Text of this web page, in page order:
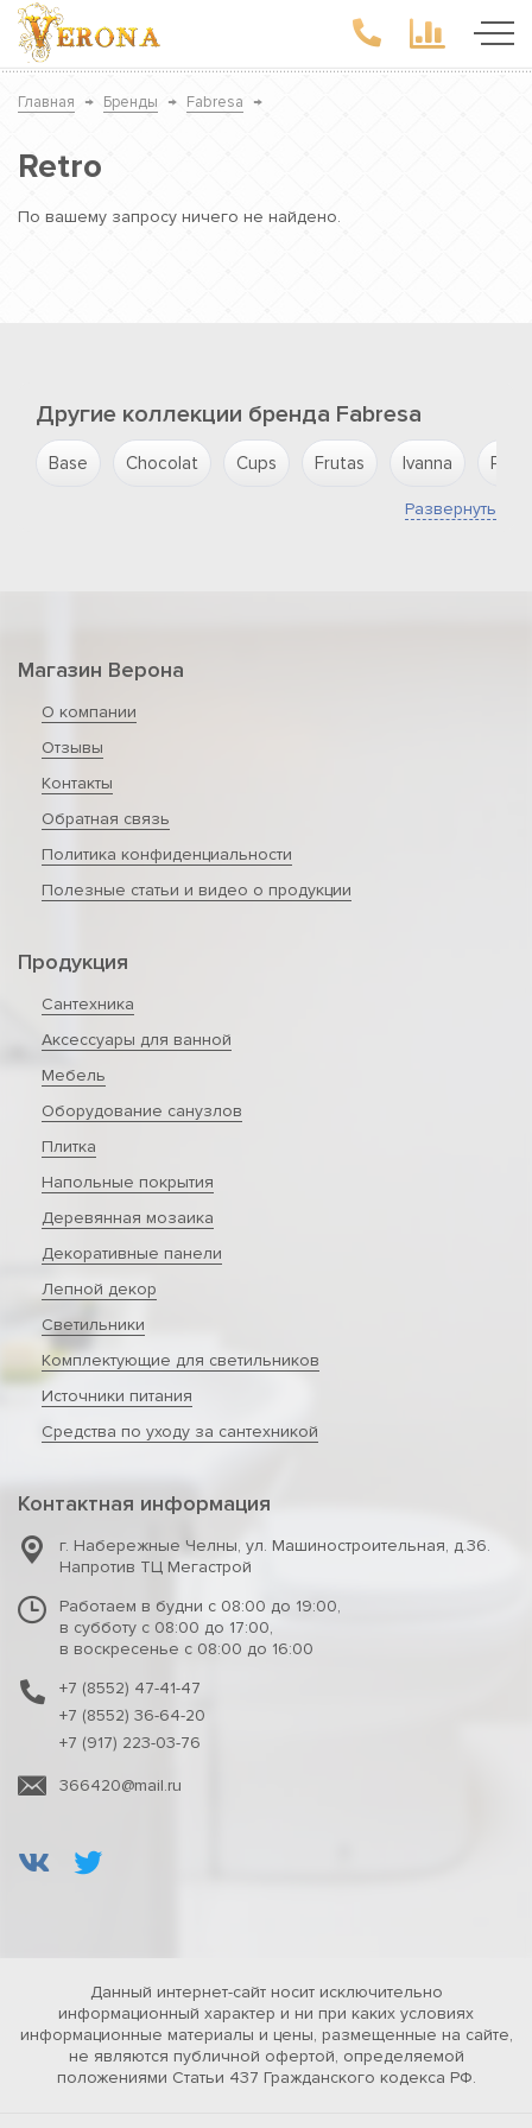
Главная → Бренды → Fabresa →
Retro
По вашему запросу ничего не найдено.
Другие коллекции бренда Fabresa
Base Chocolat Cups Frutas Ivanna
Развернуть
Магазин Верона
О компании
Отзывы
Контакты
Обратная связь
Политика конфиденциальности
Полезные статьи и видео о продукции
Продукция
Сантехника
Аксессуары для ванной
Мебель
Оборудование санузлов
Плитка
Напольные покрытия
Деревянная мозаика
Декоративные панели
Лепной декор
Светильники
Комплектующие для светильников
Источники питания
Средства по уходу за сантехникой
Контактная информация
г. Набережные Челны, ул. Машиностроительная, д.36.
Напротив ТЦ Мегастрой
Работаем в будни с 08:00 до 19:00,
в субботу с 08:00 до 17:00,
в воскресенье с 08:00 до 16:00
+7 (8552) 47-41-47
+7 (8552) 36-64-20
+7 (917) 223-03-76
366420@mail.ru
Данный интернет-сайт носит исключительно
информационный характер и ни при каких условиях
информационные материалы и цены, размещенные на сайте,
не являются публичной офертой, определяемой
положениями Статьи 437 Гражданского кодекса РФ.